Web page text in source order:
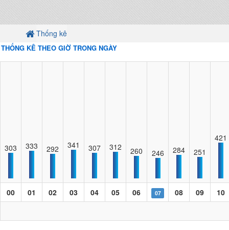
Thống kê
THỐNG KÊ THEO GIỜ TRONG NGÀY
303 333 292 341 307 312 260 246 284 251
421
00 01 02 03 04 05 06 07 08 09 10